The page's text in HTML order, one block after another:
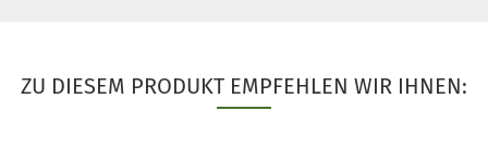
ZU DIESEM PRODUKT EMPFEHLEN WIR IHNEN: